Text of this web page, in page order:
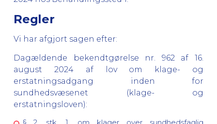
Regler
Vi har afgjort sagen efter:
Dagældende bekendtgørelse nr. 962 af 16.
august 2024 af lov om klage- og
erstatningsadgang inden for
sundhedsvæsenet (klage- og
erstatningsloven):
§ 2, stk. 1, om klager over sundhedsfaglig